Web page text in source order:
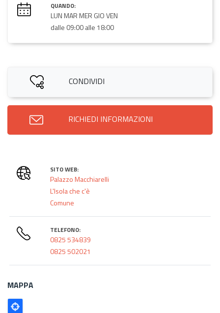
QUANDO:
LUN MAR MER GIO VEN
dalle 09:00 alle 18:00
CONDIVIDI
RICHIEDI INFORMAZIONI
SITO WEB:
Palazzo Macchiarelli
L'Isola che c'è
Comune
TELEFONO:
0825 534839
0825 502021
MAPPA
Poligono